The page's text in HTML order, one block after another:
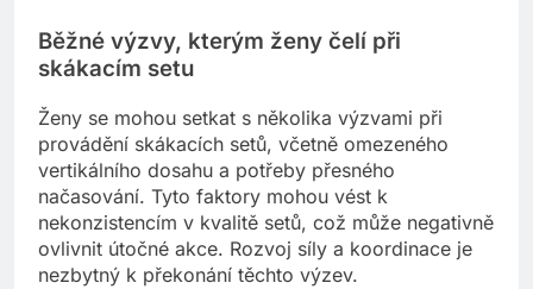
Běžné výzvy, kterým ženy čelí při
skákacím setu
Ženy se mohou setkat s několika výzvami při
provádění skákacích setů, včetně omezeného
vertikálního dosahu a potřeby přesného
načasování. Tyto faktory mohou vést k
nekonzistencím v kvalitě setů, což může negativně
ovlivnit útočné akce. Rozvoj síly a koordinace je
nezbytný k překonání těchto výzev.